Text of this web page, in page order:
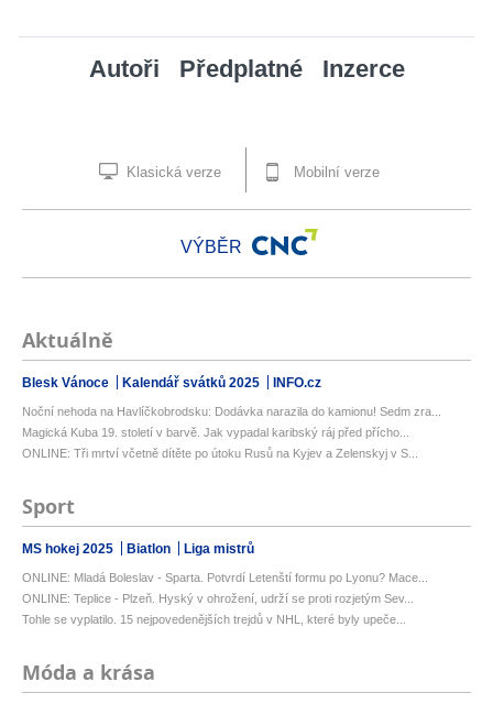
Autoři Předplatné Inzerce
Klasická verze Mobilní verze
VÝBĚR
Aktuálně
Blesk Vánoce Kalendář svátků 2025 INFO.cz
Noční nehoda na Havlíčkobrodsku: Dodávka narazila do kamionu! Sedm zra...
Magická Kuba 19. století v barvě. Jak vypadal karibský ráj před přícho...
ONLINE: Tři mrtví včetně dítěte po útoku Rusů na Kyjev a Zelenskyj v S...
Sport
MS hokej 2025 Biatlon Liga mistrů
ONLINE: Mladá Boleslav - Sparta. Potvrdí Letenští formu po Lyonu? Mace...
ONLINE: Teplice - Plzeň. Hyský v ohrožení, udrží se proti rozjetým Sev...
Tohle se vyplatilo. 15 nejpovedenějších trejdů v NHL, které byly upeče...
Móda a krása